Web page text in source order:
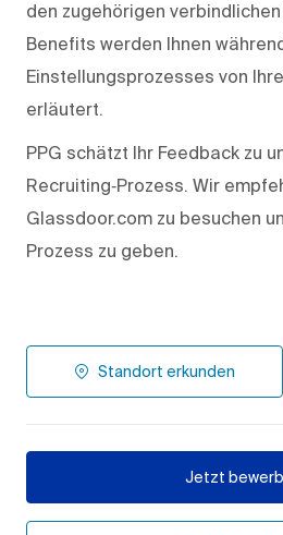
den zugehörigen
Benefits werden Ihnen
Einstellungsprozesses von
erläutert.
PPG schätzt Ihr Feedback zu
Recruiting‑Prozess. Wir
Glassdoor.com zu besuchen
Prozess zu geben.
Standort erkunden
Jetzt